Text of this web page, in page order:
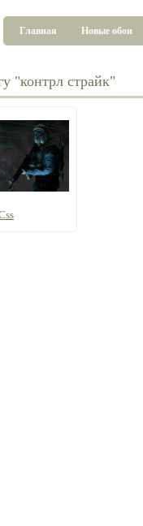
Главная Новые обои
"контрл страйк"